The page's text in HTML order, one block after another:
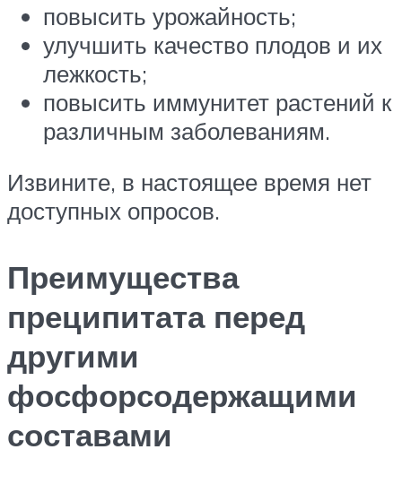
повысить урожайность;
улучшить качество плодов и их
лежкость;
повысить иммунитет растений к
различным заболеваниям.
Извините, в настоящее время нет
доступных опросов.
Преимущества
преципитата перед
другими
фосфорсодержащими
составами